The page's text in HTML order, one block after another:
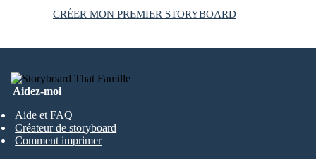
CRÉER MON PREMIER STORYBOARD
Aidez-moi
Aide et FAQ
Créateur de storyboard
Comment imprimer